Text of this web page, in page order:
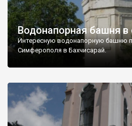
Водонапорная башня в
Интересную водонапорную башню
Симферополя в Бахчисарай.